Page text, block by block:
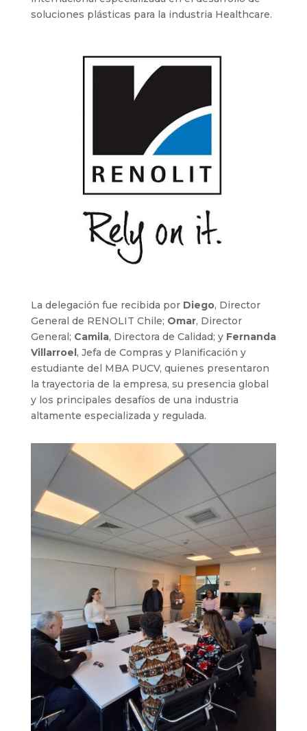
soluciones plásticas para la industria Healthcare.
La delegación fue recibida por Diego, Director
General de RENOLIT Chile; Omar, Director
General; Camila, Directora de Calidad; y Fernanda
Villarroel , Jefa de Compras y Planificación y
estudiante del MBA PUCV, quienes presentaron
la trayectoria de la empresa, su presencia global
y los principales desafíos de una industria
altamente especializada y regulada.